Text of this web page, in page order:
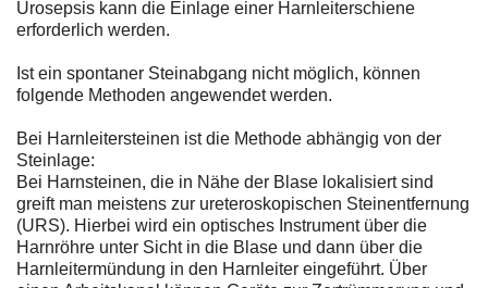
Urosepsis kann die Einlage einer Harnleiterschiene
erforderlich werden.
Ist ein spontaner Steinabgang nicht möglich, können
folgende Methoden angewendet werden.
Bei Harnleitersteinen ist die Methode abhängig von der
Steinlage:
Bei Harnsteinen, die in Nähe der Blase lokalisiert sind
greift man meistens zur ureteroskopischen Steinentfernung
(URS). Hierbei wird ein optisches Instrument über die
Harnröhre unter Sicht in die Blase und dann über die
Harnleitermündung in den Harnleiter eingeführt. Über